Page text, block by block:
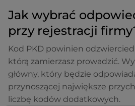
Jak wybrać
przy rejestracji
Kod PKD powinien
którą zamierzasz prowadzić.
główny, który będzie
przynoszącej największe
liczbę kodów dodatkowych.